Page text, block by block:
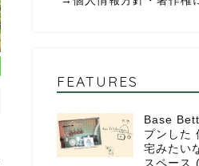
FEATURES
Base
プンした
宅みたい
スペース (